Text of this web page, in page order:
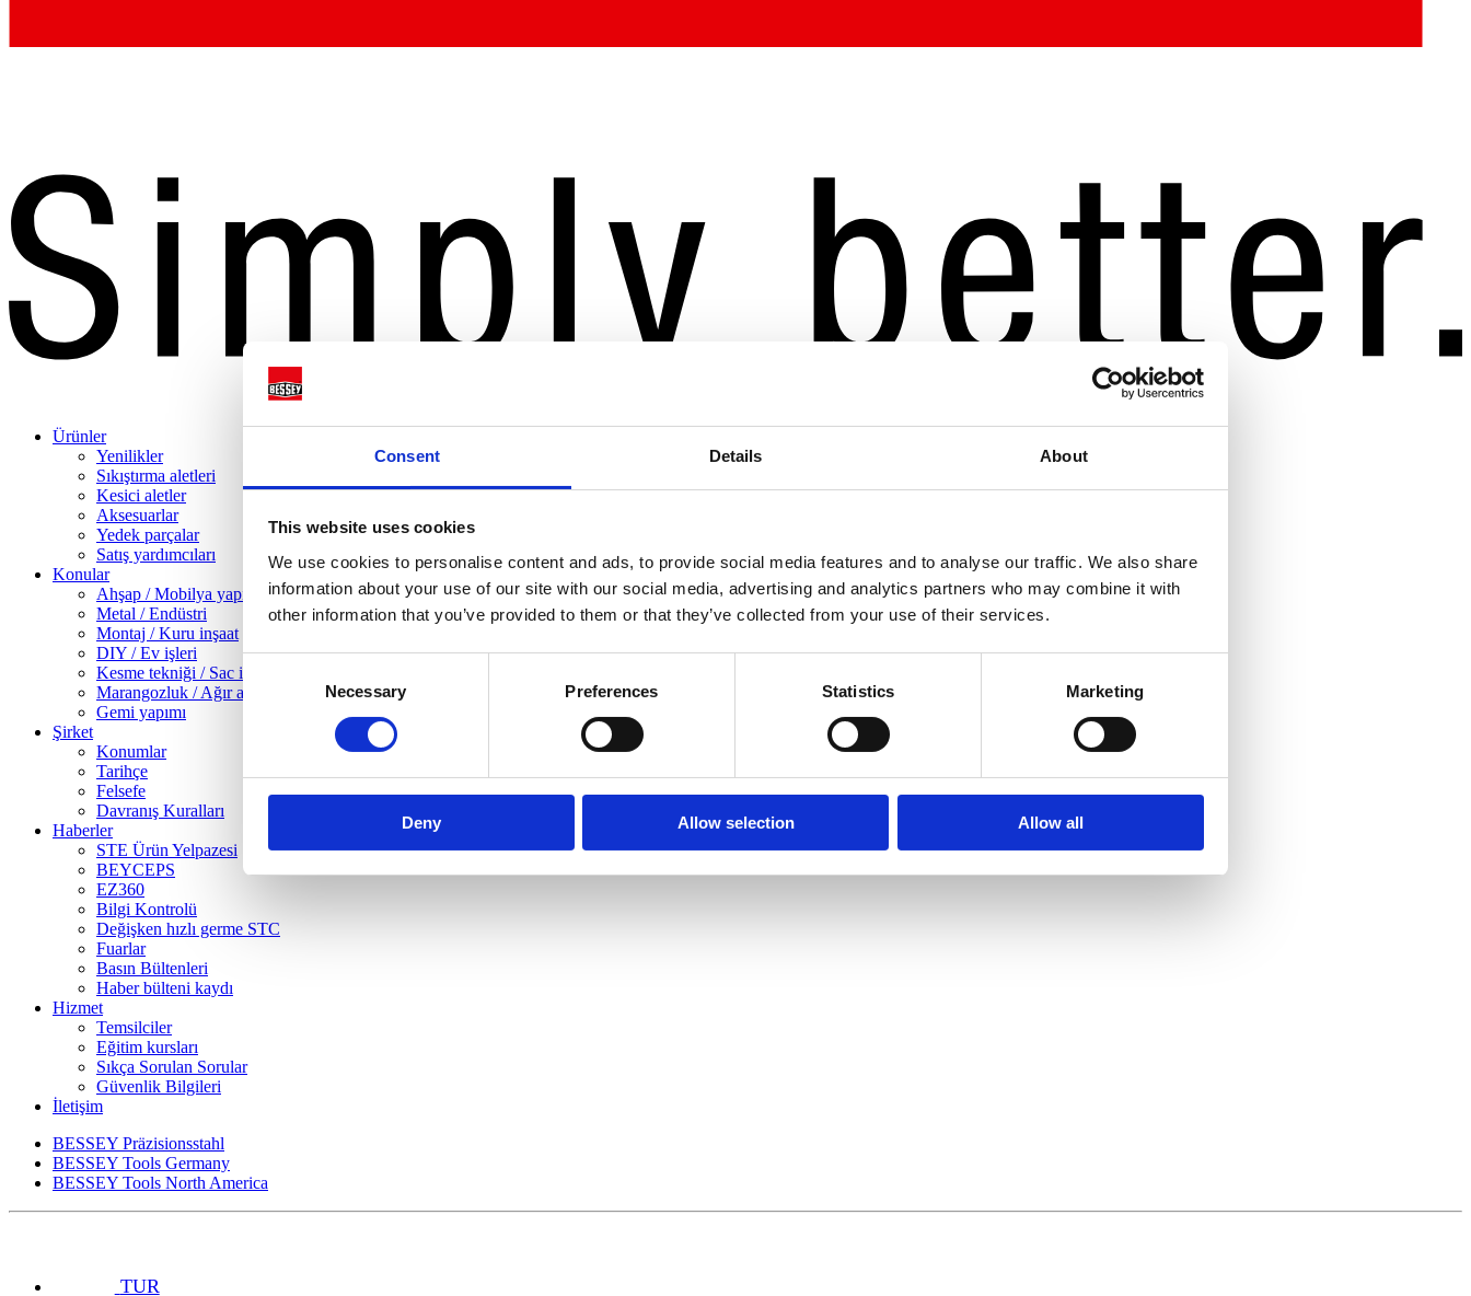
Consent Details About
This website uses cookies
We use cookies to personalise content and ads, to provide social media features and to analyse our traffic. We also share
information about your use of our site with our social media, advertising and analytics partners who may combine it with
other information that you’ve provided to them or that they’ve collected from your use of their services.
Selection
Necessary Preferences Statistics Marketing
Deny Allow selection Allow all
Ürünler
Yenilikler
Sıkıştırma aletleri
Kesici aletler
Aksesuarlar
Yedek parçalar
Satış yardımcıları
Konular
Ahşap / Mobilya yapımı
Metal / Endüstri
Montaj / Kuru inşaat
DIY / Ev işleri
Kesme tekniği / Sac işleme
Marangozluk / Ağır ahşap işleri
Gemi yapımı
Şirket
Konumlar
Tarihçe
Felsefe
Davranış Kuralları
Haberler
STE Ürün Yelpazesi
BEYCEPS
EZ360
Bilgi Kontrolü
Değişken hızlı germe STC
Fuarlar
Basın Bültenleri
Haber bülteni kaydı
Hizmet
Temsilciler
Eğitim kursları
Sıkça Sorulan Sorular
Güvenlik Bilgileri
İletişim
BESSEY Präzisionsstahl
BESSEY Tools Germany
BESSEY Tools North America
TUR